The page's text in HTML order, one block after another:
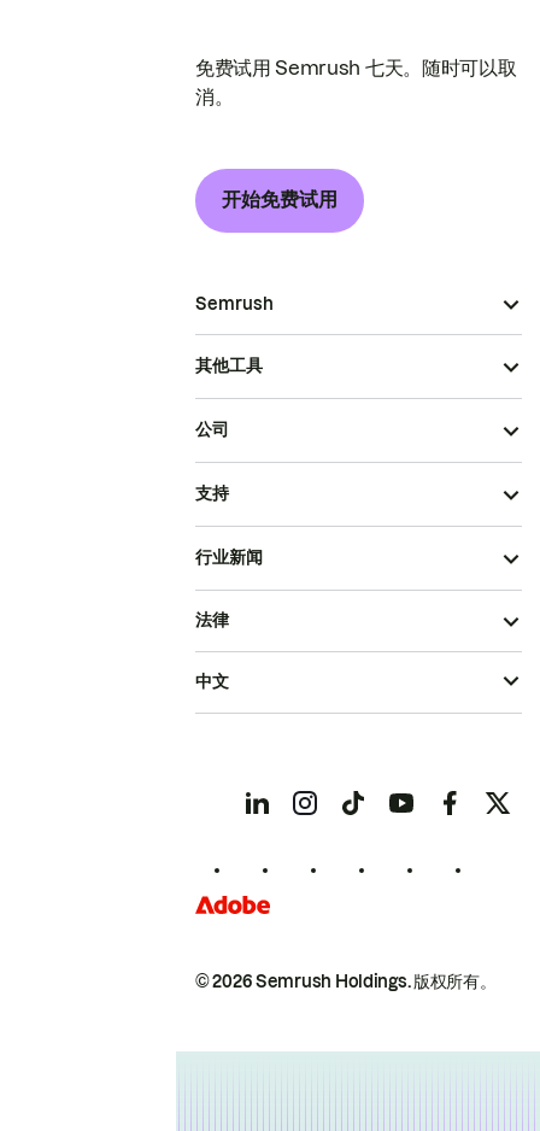
免费试用 Semrush 七天。随时可以取
消。
开始免费试用
Semrush
其他工具
公司
支持
行业新闻
© 2026 Semrush Holdings.版权所有。
法律
中文